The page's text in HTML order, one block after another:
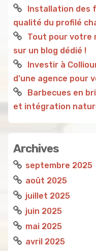
Installation des
qualité du profilé
Tout pour votre
sur un blog dédié !
Investir à
d’une agence pour
Barbecues en
et intégration
Archives
septembre 2025
août 2025
juillet 2025
juin 2025
mai 2025
avril 2025